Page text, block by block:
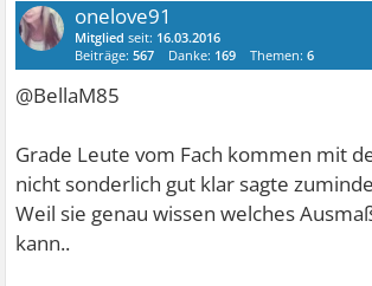
onelove91
Mitglied seit: 16.03.2016
Beiträge:567 Danke: 169 Themen:6
@BellaM85
Grade Leute vom Fach kommen mit
nicht sonderlich gut klar sagte
Weil sie genau wissen welches
kann..